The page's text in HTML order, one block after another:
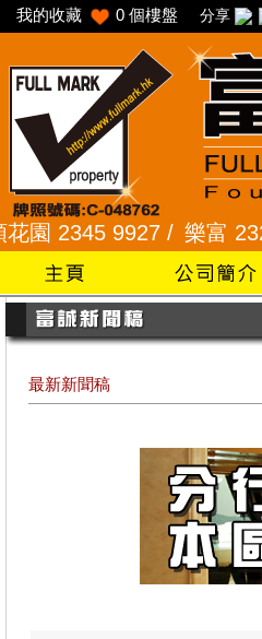
我的收藏 0 個樓盤 分享
9927 /樂富 2321 2287 /
最新新聞稿